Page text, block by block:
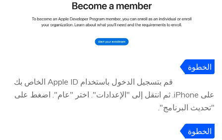
الخطوة
قم بتسجيل الدخول باستخدام Apple ID الخاص بك
على iPhone. ثم انتقل إلى "الإعدادات". اختر "عام". اضغط على
"تحديث البرنامج".
الخطوة